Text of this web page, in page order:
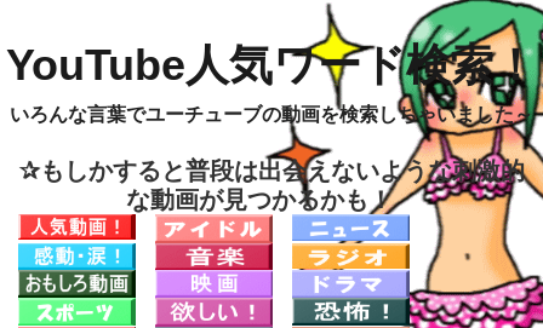
YouTube人気ワード検索！
いろんな言葉でユーチューブの動画を検索しちゃいました～
✰もしかすると普段は出会えないような刺激的
な動画が見つかるかも！